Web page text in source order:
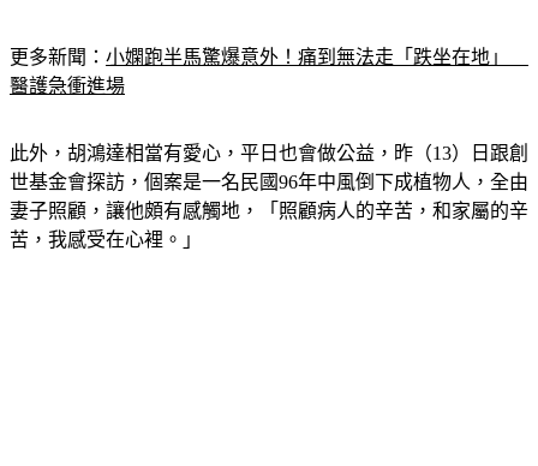
更多新聞： 小嫻跑半馬驚爆意外！痛到無法走「跌坐在地」
醫護急衝進場
此外，胡鴻達相當有愛心，平日也會做公益，昨（13）日跟創
世基金會探訪，個案是一名民國96年中風倒下成植物人，全由
妻子照顧，讓他頗有感觸地，「照顧病人的辛苦，和家屬的辛
苦，我感受在心裡。」